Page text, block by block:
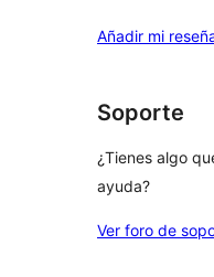
reviews
star
Añadir mi
Soporte
¿Tienes algo
ayuda?
Ver foro de